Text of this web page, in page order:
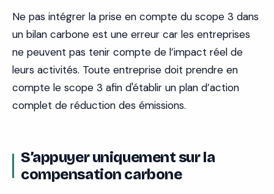
Ne pas intégrer la prise en compte du scope 3 dans
un bilan carbone est une erreur car les entreprises
ne peuvent pas tenir compte de l’impact réel de
leurs activités. Toute entreprise doit prendre en
compte le scope 3 afin d'établir un plan d’action
complet de réduction des émissions.
S’appuyer uniquement sur la
compensation carbone